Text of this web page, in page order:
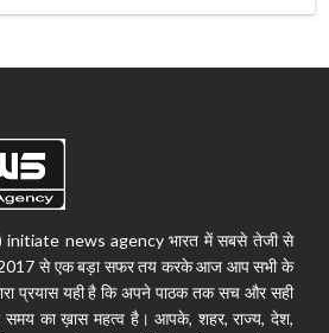
initiate news agency भारत में सबसे तेजी से
2017 से एक बड़ा सफर तय करके आज आप सभी के
प्रयास यही है कि अपने पाठक तक सच और सही
समय का ख़ास महत्व है। आपके, शहर, राज्य, देश,